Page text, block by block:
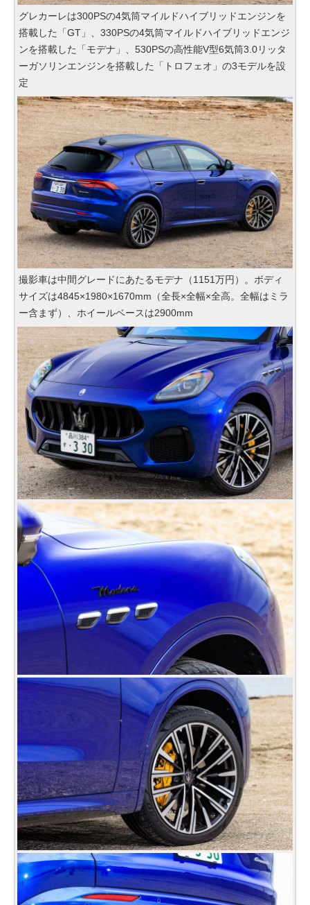
グレカーレは300PSの4気筒マイルドハイブリッドエンジンを
搭載した「GT」、330PSの4気筒マイルドハイブリッドエンジ
ンを搭載した「モデナ」、530PSの高性能V型6気筒3.0リッタ
ーガソリンエンジンを搭載した「トロフェオ」の3モデルを設
定
撮影車は中間グレードにあたるモデナ（1151万円）。ボディ
サイズは4845×1980×1670mm（全長×全幅×全高。全幅はミラ
ー含まず）、ホイールベースは2900mm